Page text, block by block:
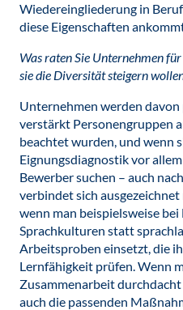
Wiedereingliederung in
diese Eigenschaften
Was raten Sie Unternehmen
sie die Diversität steigern
Unternehmen werden
verstärkt Personengruppen
beachtet wurden, und wenn
Eignungsdiagnostik vor
Bewerber suchen – auch
verbindet sich
wenn man beispielsweise
Sprachkulturen statt
Arbeitsproben einsetzt, die
Lernfähigkeit prüfen. Wenn
Zusammenarbeit
auch die passenden